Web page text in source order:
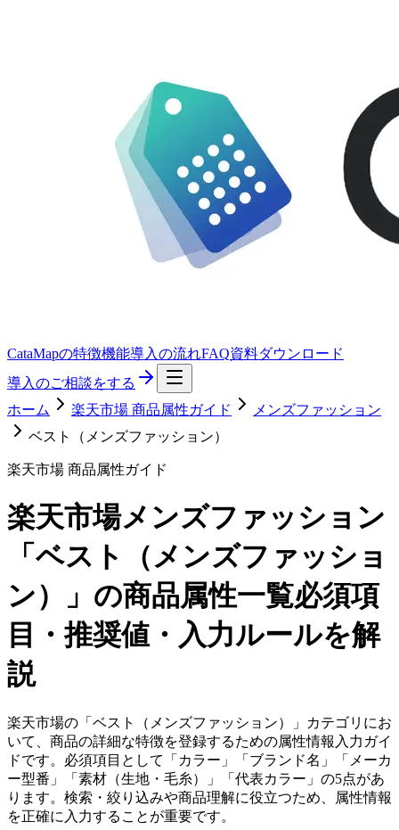
CataMapの特徴機能導入の流れFAQ資料ダウンロード
導入のご相談をする
ホーム
楽天市場 商品属性ガイド
メンズファッション
ベスト（メンズファッション）
楽天市場 商品属性ガイド
楽天市場メンズファッション
「ベスト（メンズファッショ
ン）」 の商品属性一覧必須項
目・推奨値・入力ルールを解
説
楽天市場の「ベスト（メンズファッション）」カテゴリにお
いて、商品の詳細な特徴を登録するための属性情報入力ガイ
ドです。必須項目として「カラー」「ブランド名」「メーカ
ー型番」「素材（生地・毛糸）」「代表カラー」の5点があ
ります。検索・絞り込みや商品理解に役立つため、属性情報
を正確に入力することが重要です。